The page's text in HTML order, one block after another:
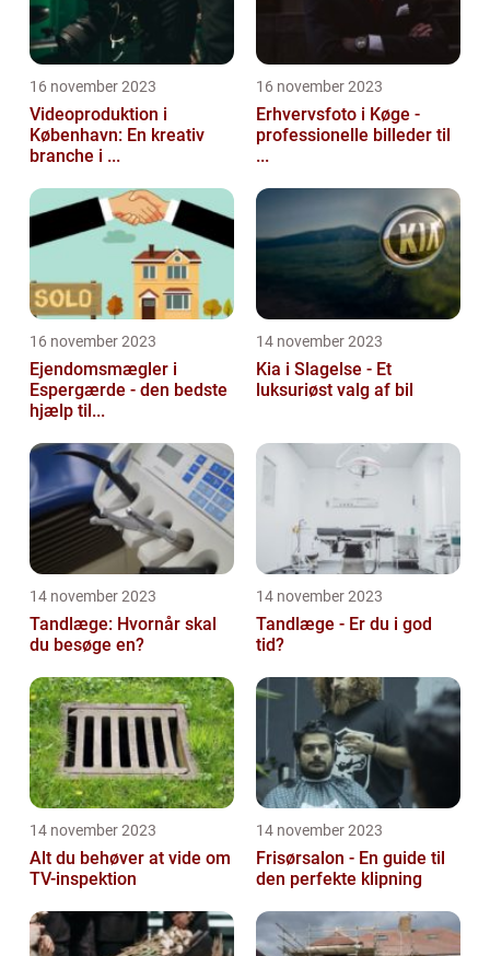
16 november 2023
Videoproduktion i
København: En kreativ
branche i ...
16 november 2023
Erhvervsfoto i Køge -
professionelle billeder til
...
16 november 2023
Ejendomsmægler i
Espergærde - den bedste
hjælp til...
14 november 2023
Kia i Slagelse - Et
luksuriøst valg af bil
14 november 2023
Tandlæge: Hvornår skal
du besøge en?
14 november 2023
Tandlæge - Er du i god
tid?
14 november 2023
Alt du behøver at vide om
TV-inspektion
14 november 2023
Frisørsalon - En guide til
den perfekte klipning